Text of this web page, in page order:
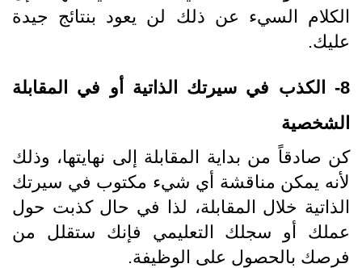
الكلام السيء عن ذلك لن يعود بنتائج جيدة
عليك.
8- الكذب في سيرتك الذاتية أو في المقابلة
الشخصية
كن صادقاً من بداية المقابلة إلى نهايتها، وذلك
لأنه يمكن مناقشة أي شيء مكتوب في سيرتك
الذاتية خلال المقابلة، لذا في حال كذبت حول
عملك أو سجلك التعليمي فإنك ستقلل من
فرصك بالحصول على الوظيفة.